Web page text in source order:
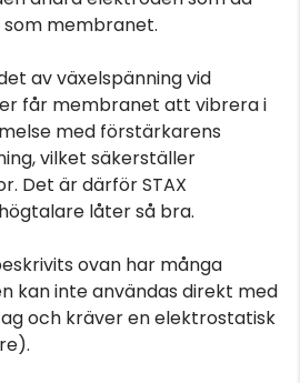
membranet.
av växelspänning vid
får membranet att vibrera i
med förstärkarens
vilket säkerställer
Det är därför STAX
låter så bra.
ovan har många
kan inte användas direkt med
och kräver en elektrostatisk